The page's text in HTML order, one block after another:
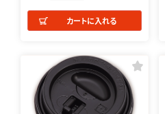
カートに入れる